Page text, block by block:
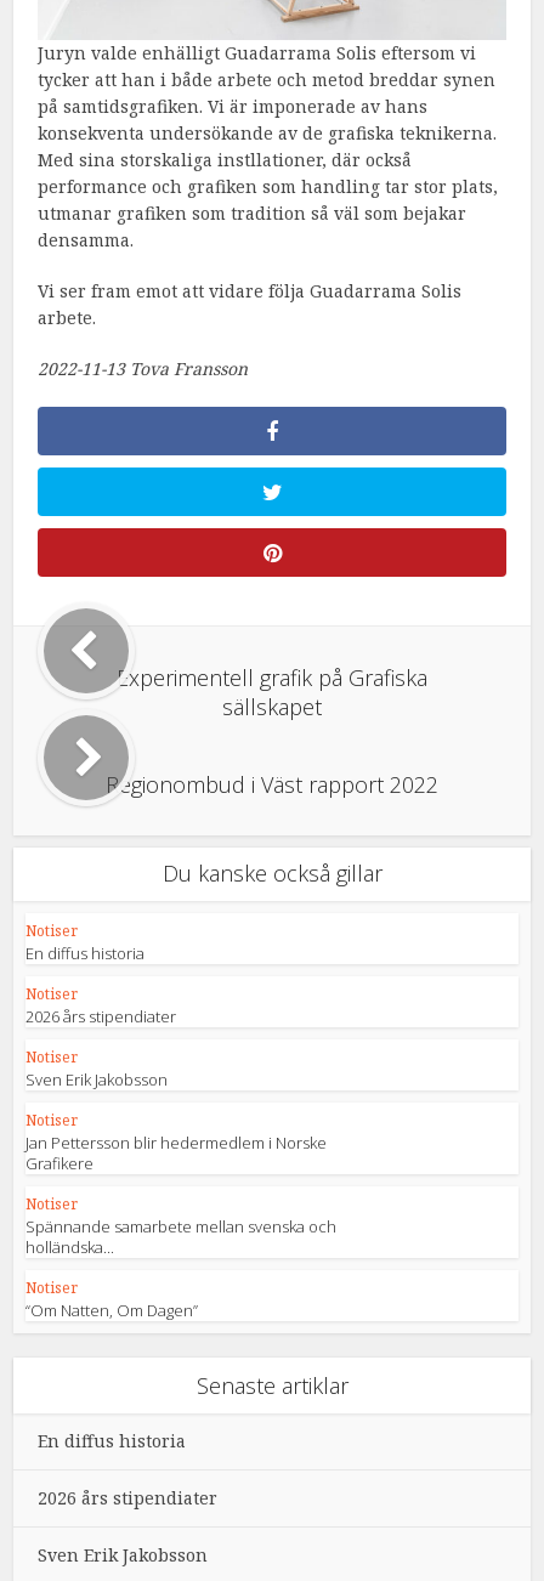
Juryn valde enhälligt Guadarrama Solis eftersom vi
tycker att han i både arbete och metod breddar synen
på samtidsgrafiken. Vi är imponerade av hans
konsekventa undersökande av de grafiska teknikerna.
Med sina storskaliga instllationer, där också
performance och grafiken som handling tar stor plats,
utmanar grafiken som tradition så väl som bejakar
densamma.
Vi ser fram emot att vidare följa Guadarrama Solis
arbete.
2022-11-13 Tova Fransson
Experimentell grafik på Grafiska
sällskapet
Regionombud i Väst rapport 2022
Du kanske också gillar
Notiser
En diffus historia
Notiser
2026 års stipendiater
Notiser
Sven Erik Jakobsson
Notiser
Jan Pettersson blir hedermedlem i Norske
Grafikere
Notiser
Spännande samarbete mellan svenska och
holländska...
Notiser
“Om Natten, Om Dagen”
Senaste artiklar
En diffus historia
2026 års stipendiater
Sven Erik Jakobsson